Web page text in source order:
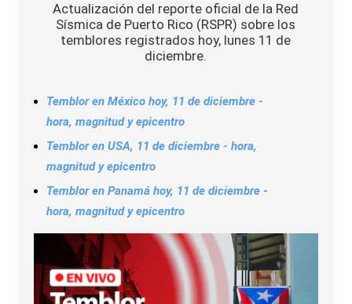
Actualización del reporte oficial de la Red
Sísmica de Puerto Rico (RSPR) sobre los
temblores registrados hoy, lunes 11 de
diciembre.
Temblor en México hoy, 11 de diciembre -
hora, magnitud y epicentro
Temblor en USA, 11 de diciembre - hora,
magnitud y epicentro
Temblor en Panamá hoy, 11 de diciembre -
hora, magnitud y epicentro